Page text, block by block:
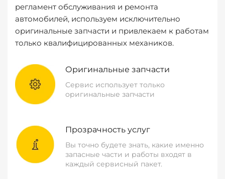
регламент обслуживания и ремонта
автомобилей, используем исключительно
оригинальные запчасти и привлекаем к работам
только квалифицированных механиков.
Оригинальные запчасти
Сервис использует только
оригинальные запчасти
Прозрачность услуг
Вы точно будете знать, какие именно
запасные части и работы входят в
каждый сервисный пакет.